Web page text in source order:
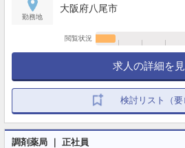
勤務地
大阪府八尾市
閲覧状況
求人の詳細を
検討リスト（要
調剤薬局 ｜ 正社員